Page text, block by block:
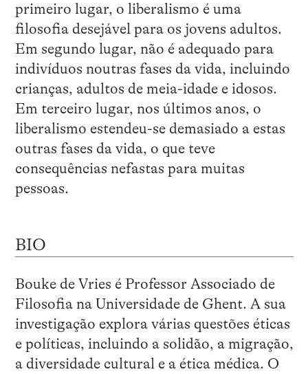
primeiro lugar, o liberalismo é uma
filosofia desejável para os jovens adultos.
Em segundo lugar, não é adequado para
indivíduos noutras fases da vida, incluindo
crianças, adultos de meia-idade e idosos.
Em terceiro lugar, nos últimos anos, o
liberalismo estendeu-se demasiado a estas
outras fases da vida, o que teve
consequências nefastas para muitas
pessoas.
BIO
Bouke de Vries é Professor Associado de
Filosofia na Universidade de Ghent. A sua
investigação explora várias questões éticas
e políticas, incluindo a solidão, a migração,
a diversidade cultural e a ética médica. O